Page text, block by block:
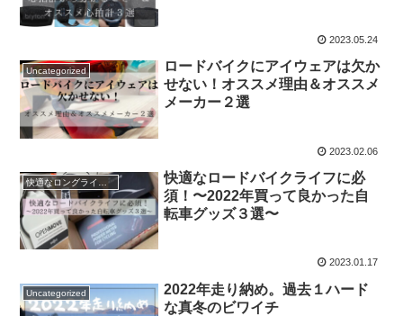
2023.05.24
Uncategorized
ロードバイクにアイウェアは欠か
せない！オススメ理由＆オススメ
メーカー２選
2023.02.06
快適なロードバイクライフに必
須！〜2022年買って良かった自
転車グッズ３選〜
2023.01.17
Uncategorized
2022年走り納め。過去１ハード
な真冬のビワイチ